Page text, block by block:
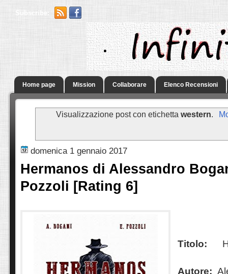
Subscribe:
.
Home page Mission Collaborare Elenco Recensioni
Visualizzazione post con etichettawestern.
domenica 1 gennaio 2017
Hermanos di Alessandro
Pozzoli [Rating 6]
Titolo:
Autore: